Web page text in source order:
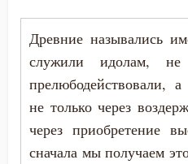
Свобода
Святость
Священники
Древние назывались
служили идолам,
прелюбодействовали,
не только через
через приобретение
сначала мы получаем